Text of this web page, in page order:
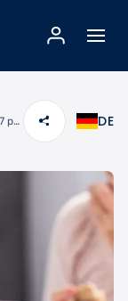
Gesunde Ernährung im Alltag: 7 praktische Tipps trotz Stress DE